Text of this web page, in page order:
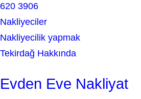
620 3906
Nakliyeciler
Nakliyecilik yapmak
Tekirdağ Hakkında
Evden Eve Nakliyat